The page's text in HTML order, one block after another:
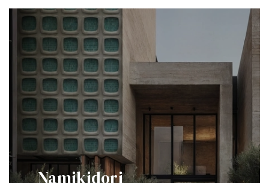
Namikidori